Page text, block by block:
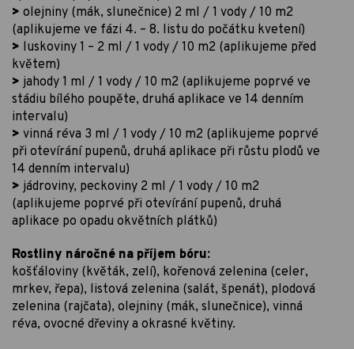
> olejniny (mák, slunečnice) 2 ml / 1 vody / 10 m2
(aplikujeme ve fázi 4. – 8. listu do počátku kvetení)
> luskoviny 1 – 2 ml / 1 vody / 10 m2 (aplikujeme před
květem)
> jahody 1 ml / 1 vody / 10 m2 (aplikujeme poprvé ve
stádiu bílého poupěte, druhá aplikace ve 14 denním
intervalu)
> vinná réva 3 ml / 1 vody / 10 m2 (aplikujeme poprvé
při otevírání pupenů, druhá aplikace při růstu plodů ve
14 denním intervalu)
> jádroviny, peckoviny 2 ml / 1 vody / 10 m2
(aplikujeme poprvé při otevírání pupenů, druhá
aplikace po opadu okvětních plátků)
Rostliny náročné na příjem bóru:
košťáloviny (květák, zelí), kořenová zelenina (celer,
mrkev, řepa), listová zelenina (salát, špenát), plodová
zelenina (rajčata), olejniny (mák, slunečnice), vinná
réva, ovocné dřeviny a okrasné květiny.